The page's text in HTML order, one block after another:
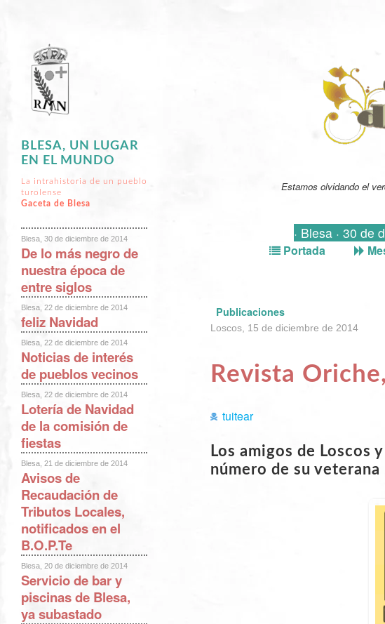
Estamos olvidando el
· Blesa · 30 de
Portada
Publicaciones
Loscos, 15 de diciembre de 2014
Revista
tuitear
Los amigos de Loscos
número de su
BLESA, UN LUGAR
EN EL MUNDO
La intrahistoria de un pueblo
turolense
Gaceta de Blesa
Blesa, 30 de diciembre de 2014
De lo más negro de
nuestra época de
entre siglos
Blesa, 22 de diciembre de 2014
feliz Navidad
Blesa, 22 de diciembre de 2014
Noticias de interés
de pueblos vecinos
Blesa, 22 de diciembre de 2014
Lotería de Navidad
de la comisión de
fiestas
Blesa, 21 de diciembre de 2014
Avisos de
Recaudación de
Tributos Locales,
notificados en el
B.O.P.Te
Blesa, 20 de diciembre de 2014
Servicio de bar y
piscinas de Blesa,
ya subastado